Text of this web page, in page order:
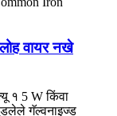
वायर नखे
१ 5 W किंवा
गॅल्वनाइज्ड